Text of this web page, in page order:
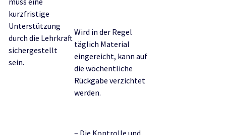
kurzfristige
Unterstützung
durch die Lehrkraft
sichergestellt
sein.
Wird in der Regel
täglich Material
eingereicht, kann auf
die wöchentliche
Rückgabe verzichtet
werden.
– Die Kontrolle und